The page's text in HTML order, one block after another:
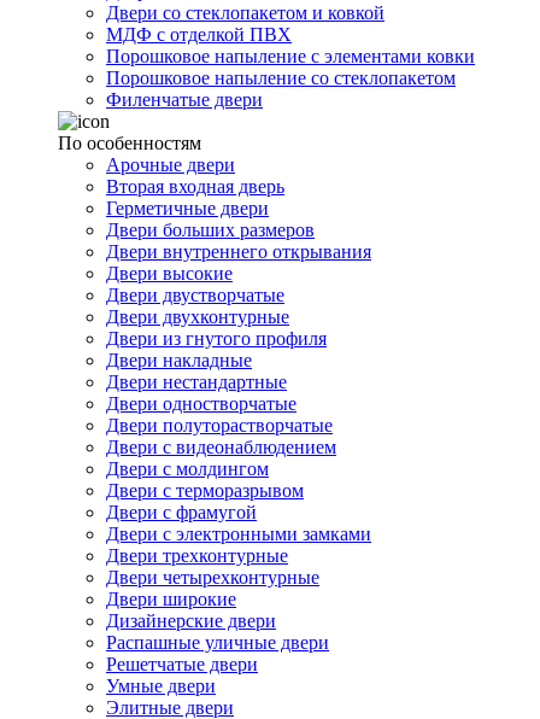
Двери со стеклопакетом и ковкой
МДФ с отделкой ПВХ
Порошковое напыление с элементами ковки
Порошковое напыление со стеклопакетом
Филенчатые двери
По особенностям
Арочные двери
Вторая входная дверь
Герметичные двери
Двери больших размеров
Двери внутреннего открывания
Двери высокие
Двери двустворчатые
Двери двухконтурные
Двери из гнутого профиля
Двери накладные
Двери нестандартные
Двери одностворчатые
Двери полуторастворчатые
Двери с видеонаблюдением
Двери с молдингом
Двери с терморазрывом
Двери с фрамугой
Двери с электронными замками
Двери трехконтурные
Двери четырехконтурные
Двери широкие
Дизайнерские двери
Распашные уличные двери
Решетчатые двери
Умные двери
Элитные двери